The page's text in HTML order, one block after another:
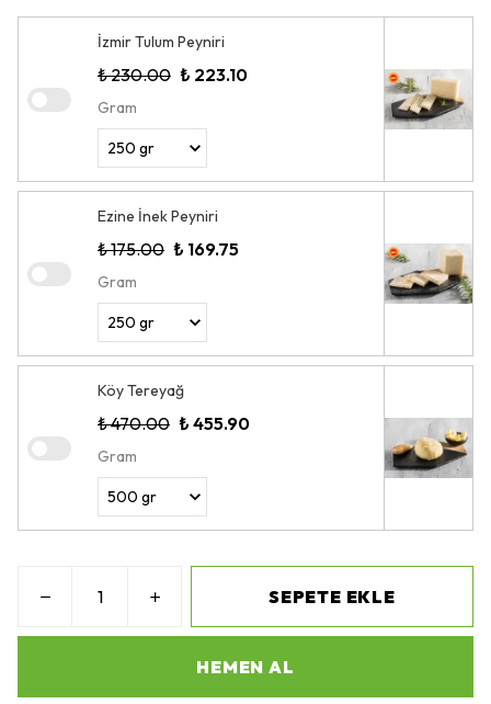
İzmir Tulum Peyniri
₺ 230.00 ₺ 223.10
Gram
Ezine İnek Peyniri
₺ 175.00 ₺ 169.75
Gram
Köy Tereyağ
₺ 470.00 ₺ 455.90
Gram
SEPETE EKLE
HEMEN AL